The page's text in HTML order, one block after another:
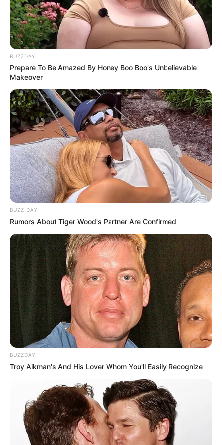
BUZZDAY
Prepare To Be Amazed By Honey Boo Boo's Unbelievable
Makeover
BUZZ DAY
Rumors About Tiger Wood's Partner Are Confirmed
BUZZDAY
Troy Aikman's And His Lover Whom You'll Easily Recognize